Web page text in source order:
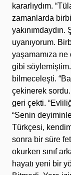
kararlıydım.
zamanlarda
uyanıyorum.
yaşamamıza
gibi
bilmeceleşti.
çekinerek
geri çekti.
“Senin
Türkçesi,
sonra bir süre
okurken sınıf
hayatı yeni bir